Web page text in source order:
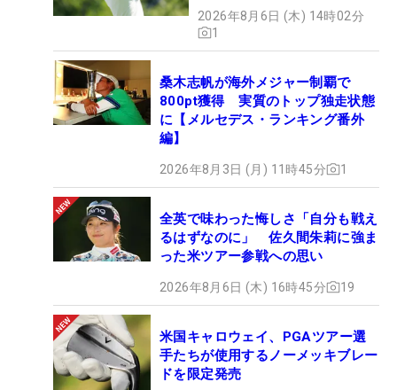
2026年8月6日 (木) 14時02分
1
桑木志帆が海外メジャー制覇で
800pt獲得 実質のトップ独走状態
に【メルセデス・ランキング番外
編】
2026年8月3日 (月) 11時45分 1
全英で味わった悔しさ「自分も戦え
るはずなのに」 佐久間朱莉に強ま
った米ツアー参戦への思い
2026年8月6日 (木) 16時45分 19
米国キャロウェイ、PGAツアー選
手たちが使用するノーメッキブレー
ドを限定発売